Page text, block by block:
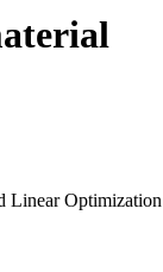
Linear Optimization